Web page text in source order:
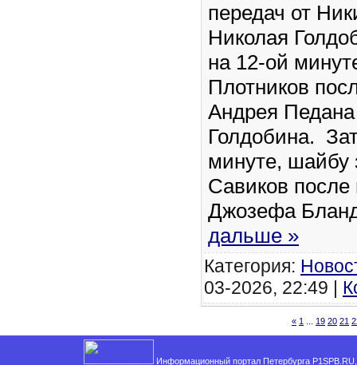
передач от
Николая
на 12-ой
Плотников
Андрея
Голдобина.
минуте, шайбу
Савиков после
Джозефа
дальше »
Категория:
03-2026, 22:49 |
« 1 19 20 21
Информационный портал Петербурга